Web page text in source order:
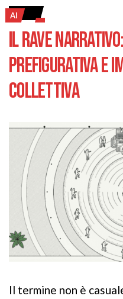
AI
IL RAVE
PREFIGURATIVA E
COLLETTIVA
Il termine non è